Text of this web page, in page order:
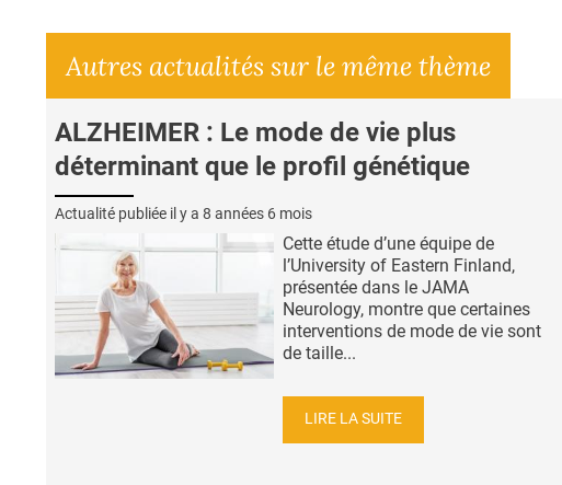
Autres actualités sur le même thème
ALZHEIMER : Le mode de vie plus
déterminant que le profil génétique
Actualité publiée il y a 8 années 6 mois
Cette étude d’une équipe de
l’University of Eastern Finland,
présentée dans le JAMA
Neurology, montre que certaines
interventions de mode de vie sont
de taille...
LIRE LA SUITE